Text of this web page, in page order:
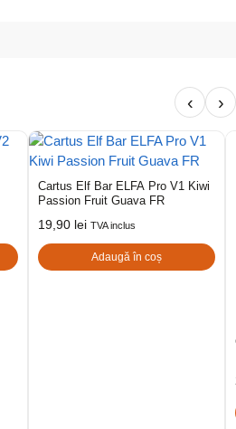
‹ ›
Cartus Elf Bar ELFA Pro V1 Kiwi
Passion Fruit Guava FR
19,90 lei TVA inclus
Adaugă în coș